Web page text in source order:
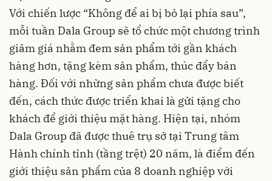
Với chiến lược “Không để ai bị bỏ lại phía sau”,
mỗi tuần Dala Group sẽ tổ chức một chương trình
giảm giá nhằm đem sản phẩm tới gần khách
hàng hơn, tặng kèm sản phẩm, thúc đẩy bán
hàng. Đối với những sản phẩm chưa được biết
đến, cách thức được triển khai là gửi tặng cho
khách để giới thiệu mặt hàng. Hiện tại, nhóm
Dala Group đã được thuê trụ sở tại Trung tâm
Hành chính tỉnh (tầng trệt) 20 năm, là điểm đến
giới thiệu sản phẩm của 8 doanh nghiệp với